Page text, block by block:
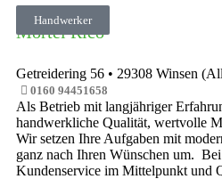
Handwerker
Mörtel Rico
Getreidering 56 • 29308 Winsen
0160 94451658
Als Betrieb mit langjähriger
handwerkliche Qualität, wertvolle
Wir setzen Ihre Aufgaben mit
ganz nach Ihren Wünschen um.
Kundenservice im Mittelpunkt und